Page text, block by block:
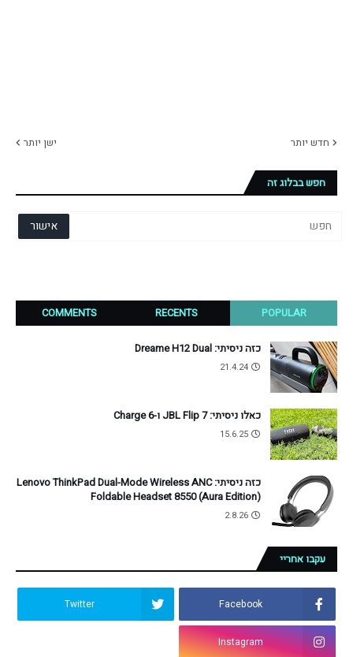
חדש יותר ישן יותר
חפש בבלוג זה
POPULAR
RECENTS
COMMENTS
כזה ניסיתי: Dreame H12 Dual
21.4.24
כאלו ניסיתי: JBL Flip 7 ו-Charge 6
15.6.25
כזה ניסיתי: Lenovo ThinkPad Dual-Mode Wireless ANC
Foldable Headset 8550 (Aura Edition)
2.8.26
עקבו אחריי
Facebook
Twitter
Instagram